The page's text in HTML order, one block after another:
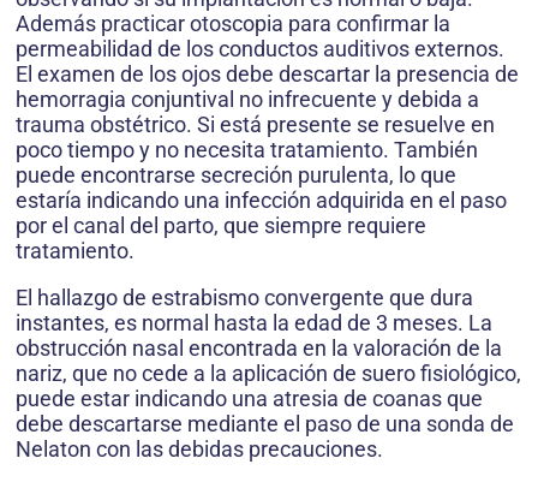
Además practicar otoscopia para confirmar la
permeabilidad de los conductos auditivos externos.
El examen de los ojos debe descartar la presencia de
hemorragia conjuntival no infrecuente y debida a
trauma obstétrico. Si está presente se resuelve en
poco tiempo y no necesita tratamiento. También
puede encontrarse secreción purulenta, lo que
estaría indicando una infección adquirida en el paso
por el canal del parto, que siempre requiere
tratamiento.
El hallazgo de estrabismo convergente que dura
instantes, es normal hasta la edad de 3 meses. La
obstrucción nasal encontrada en la valoración de la
nariz, que no cede a la aplicación de suero fisiológico,
puede estar indicando una atresia de coanas que
debe descartarse mediante el paso de una sonda de
Nelaton con las debidas precauciones.